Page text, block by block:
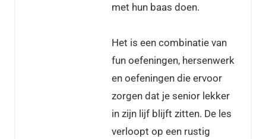
met hun baas doen.
Het is een combinatie van
fun oefeningen, hersenwerk
en oefeningen die ervoor
zorgen dat je senior lekker
in zijn lijf blijft zitten. De les
verloopt op een rustig